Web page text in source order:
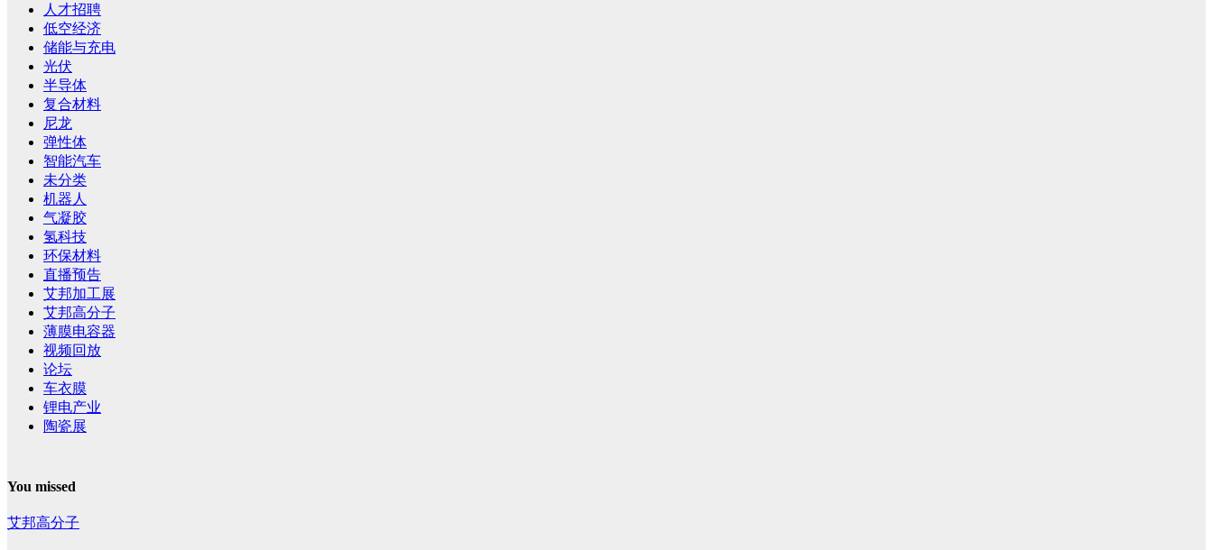
人才招聘
低空经济
储能与充电
光伏
半导体
复合材料
尼龙
弹性体
智能汽车
未分类
机器人
气凝胶
氢科技
环保材料
直播预告
艾邦加工展
艾邦高分子
薄膜电容器
视频回放
论坛
车衣膜
锂电产业
陶瓷展
You missed
艾邦高分子